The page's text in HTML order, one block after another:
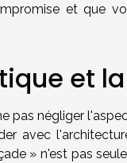
et que
et
pas négliger
avec
» n'est pas